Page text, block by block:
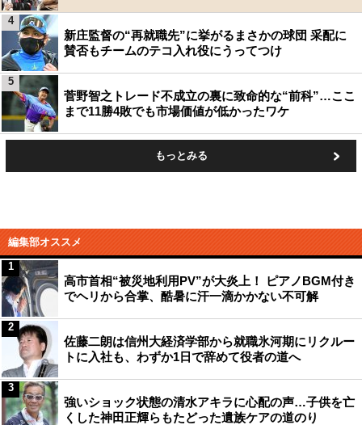
新庄監督の“再就職先”に挙がるまさかの球団 采配に
賛否もチームのテコ入れ役にうってつけ
4
菅野智之トレード不成立の裏に致命的な“前科”…ここ
まで11勝4敗でも市場価値が低かったワケ
5
もっとみる
編集部オススメ
高市首相“被災地利用PV”が大炎上！ ピアノBGM付き
でヘリから合掌、酷暑に汗一滴かかない不可解
1
佐藤二朗は信州大経済学部から就職氷河期にリクルー
トに入社も、わずか1日で辞めて役者の道へ
2
強いショック状態の清水アキラに心配の声…子供を亡
くした神田正輝らもたどった遺族ケアの道のり
3